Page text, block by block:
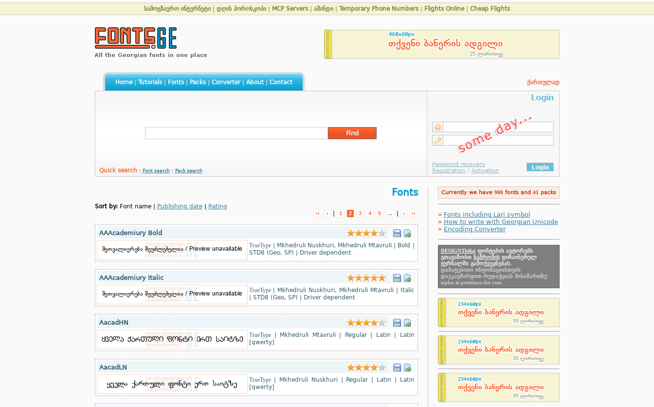
სამოგზაურო ინტერნეტი დღის ჰოროსკოპი MCP Servers ამინდი Temporary Phone Numbers Flights Online| Cheap Flights
Home| Tutorials| Fonts| Packs| Converter| About| Contact ქართულად
Quick search Font search Pack search
Fonts
Sort by:Font name | Publishing date| Rating
‹‹ ‹ 1 2 3 4 5 ... › ››
AAAcademiury Bold
TrueType| Mkhedruli Nuskhuri, Mkhedruli Mtavruli Bold
STD8 (Geo, SP)
Driver dependent
AAAcademiury Italic
TrueType| Mkhedruli Nuskhuri, Mkhedruli Mtavruli|
Italic
STD8 (Geo, SP) Driver dependent
AacadHN
TrueType| Mkhedruli Mtavruli| Regular| Latin
Latin
[qwerty]
AacadLN
TrueType| Mkhedruli Nuskhuri| Regular Latin
Latin
[qwerty]
Currently we have 900 fonts and 41 packs
» Fonts including Lari symbol
» How to write with Georgian Unicode
» Encoding Converter
DESIGNTbilisiფონტების ავტორებს
გთავაზობთ ნაშრომისდიზაინერულ
ჟურნალში გამოქვეყნებას.
დამატებითი ინფომაციისთვის
დაუკავშირდით რედაქციას მისამართზე:
teplos at proteinos dot com